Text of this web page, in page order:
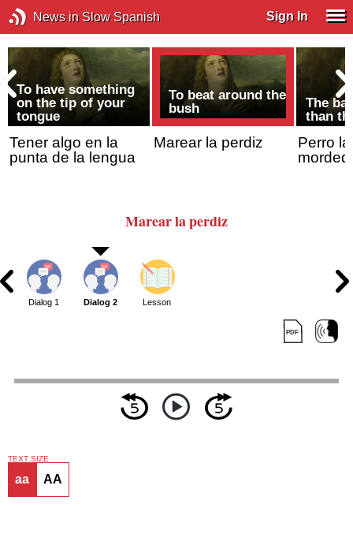
News in Slow Spanish Sign In
To have something
on the tip of your
tongue
Tener algo en la
punta de la lengua
To beat around the
bush
Marear la perdiz
The
than
Perro
Marearla perdiz
Dialog 1 Dialog 2 Lesson
TEXT SIZE
aa AA